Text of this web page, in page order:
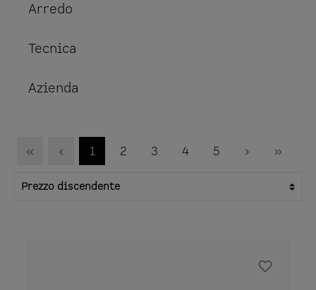
Arredo
Tecnica
Azienda
1 2 3 4 5